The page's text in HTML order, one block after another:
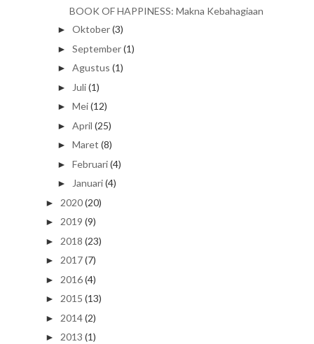
BOOK OF HAPPINESS: Makna Kebahagiaan
► Oktober(3)
► September(1)
► Agustus (1)
► Juli(1)
► Mei(12)
► April (25)
► Maret (8)
► Februari(4)
► Januari(4)
► 2020(20)
► 2019 (9)
► 2018 (23)
► 2017(7)
► 2016(4)
► 2015 (13)
► 2014(2)
► 2013 (1)